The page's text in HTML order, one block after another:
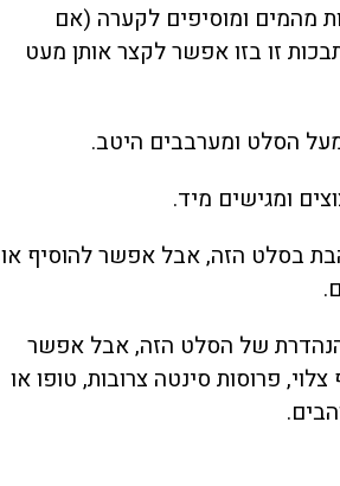
מהמים ומוסיפים לקערה (אם
זו בזו אפשר לקצר אותן מעט
בסלט הזה, אבל אפשר להוסיף או
של הסלט הזה, אבל אפשר
פרוסות סינטה צרובות, טופו או